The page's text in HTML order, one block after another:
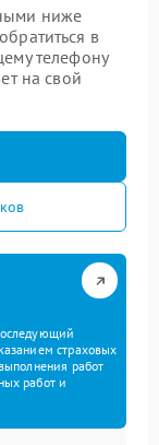
ниже
в
телефону
на свой
страховых
работ
работ и